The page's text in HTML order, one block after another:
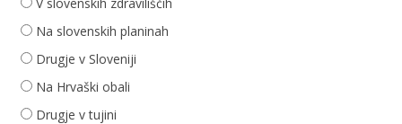
Na slovenskih planinah
Drugje v Sloveniji
Na Hrvaški obali
Drugje v tujini